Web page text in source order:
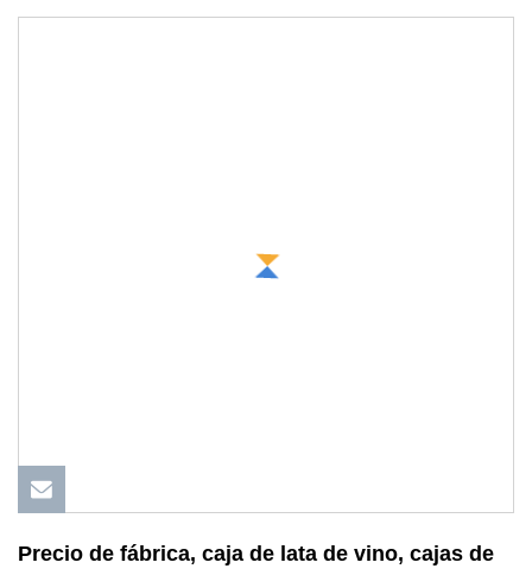
Precio de fábrica, caja de lata de vino, cajas de